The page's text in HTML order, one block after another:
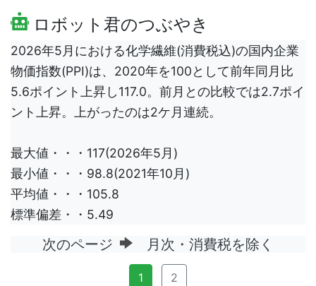
ロボット君のつぶやき
2026年5月における化学繊維(消費税込)の国内企業
物価指数(PPI)は、2020年を100として前年同月比
5.6ポイント上昇し117.0。前月との比較では2.7ポイ
ント上昇。上がったのは2ケ月連続。
最大値・・・117(2026年5月)
最小値・・・98.8(2021年10月)
平均値・・・105.8
標準偏差・・5.49
次のページ 月次・消費税を除く
1 2